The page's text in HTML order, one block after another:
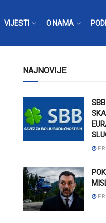
VIJESTI O NAMA
NAJNOVIJE